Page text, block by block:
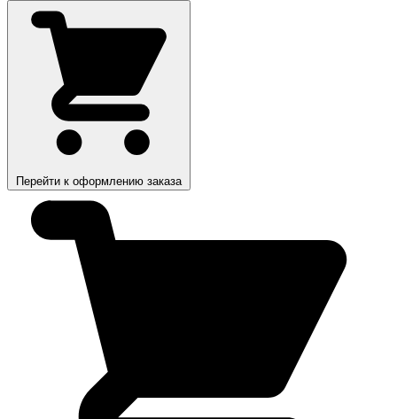
Перейти к оформлению заказа